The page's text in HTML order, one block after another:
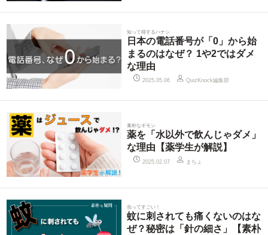
知って得するハナシ
日本の電話番号が「0」から始
まるのはなぜ？ 1や2ではダメ
な理由
2025.05.06 QuizKnock編集部
素朴なギモン
薬を「水以外で飲んじゃダメ」
な理由【薬学生が解説】
2025.02.07 まちょ
虫ってすごい！
蚊に刺されても痛くないのはな
ぜ？秘密は「針の細さ」【素朴